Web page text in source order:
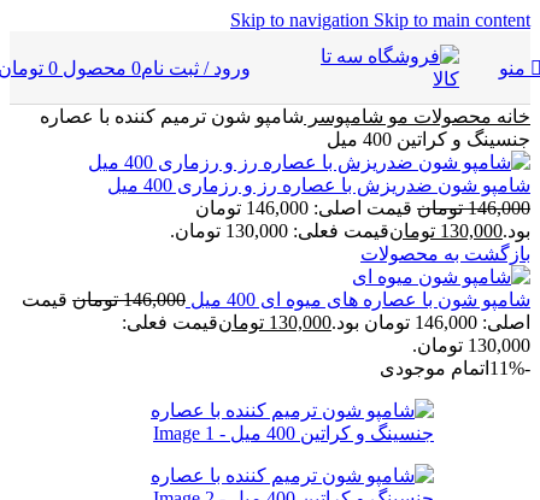
Skip to navigation Skip to main content
منو ورود / ثبت نام0 محصول 0
خانه محصولات مو شامپوسر شامپو شون ترمیم کننده با عصاره
جنسینگ و کراتین 400 میل
شامپو شون ضدریزش با عصاره رز و رزماری 400 میل
146,000 تومان
قیمت اصلی: 146,000 تومان
بود.130,000 تومانقیمت فعلی: 130,000 تومان.
بازگشت به محصولات
شامپو شون با عصاره های میوه ای 400 میل 146,000 تومان قیمت
اصلی: 146,000 تومان بود.
130,000 تومانقیمت فعلی:
130,000 تومان.
-11%
اتمام موجودی